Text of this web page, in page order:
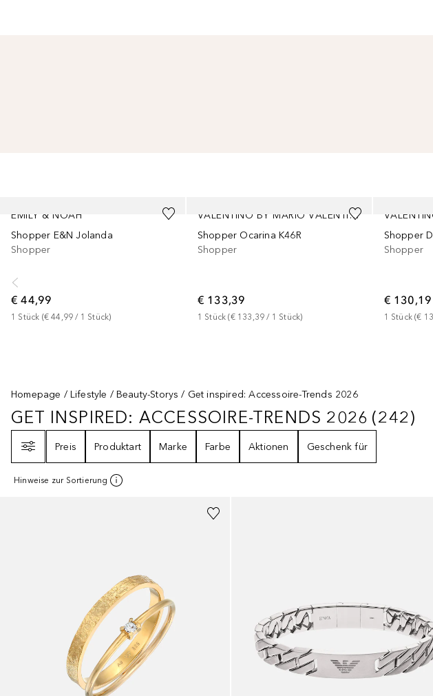
EMILY & NOAH
Shopper E&N Jolanda
Shopper
€ 44,99
1 Stück (€ 44,99 / 1 Stück)
VALENTINO BY MARIO VALENTINO
Shopper Ocarina K46R
Shopper
€ 133,39
1 Stück (€ 133,39 / 1 Stück)
Shopper
Shopper
€ 130,19
1 Stück (€
Homepage Lifestyle Beauty-Storys Get inspired: Accessoire-Trends 2026
GET INSPIRED: ACCESSOIRE-TRENDS 2026242
GET INSPIRED: ACCESSOIRE-TRENDS 2026 (242)
Preis
Produktart Marke Farbe Aktionen Geschenk für
Hinweise zur Sortierung